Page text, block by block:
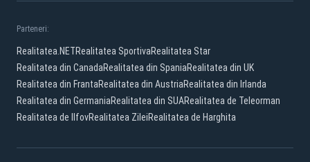
Parteneri:
Realitatea.NETRealitatea SportivaRealitatea Star
Realitatea din CanadaRealitatea din SpaniaRealitatea din UK
Realitatea din FrantaRealitatea din AustriaRealitatea din Irlanda
Realitatea din GermaniaRealitatea din SUARealitatea de Teleorman
Realitatea de IlfovRealitatea ZileiRealitatea de Harghita